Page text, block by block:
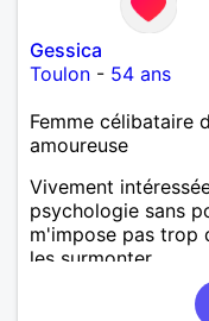
Gessica
Toulon - 54 ans
Femme célibataire
amoureuse
Vivement
psychologie sans
m'impose pas trop
les surmonter.